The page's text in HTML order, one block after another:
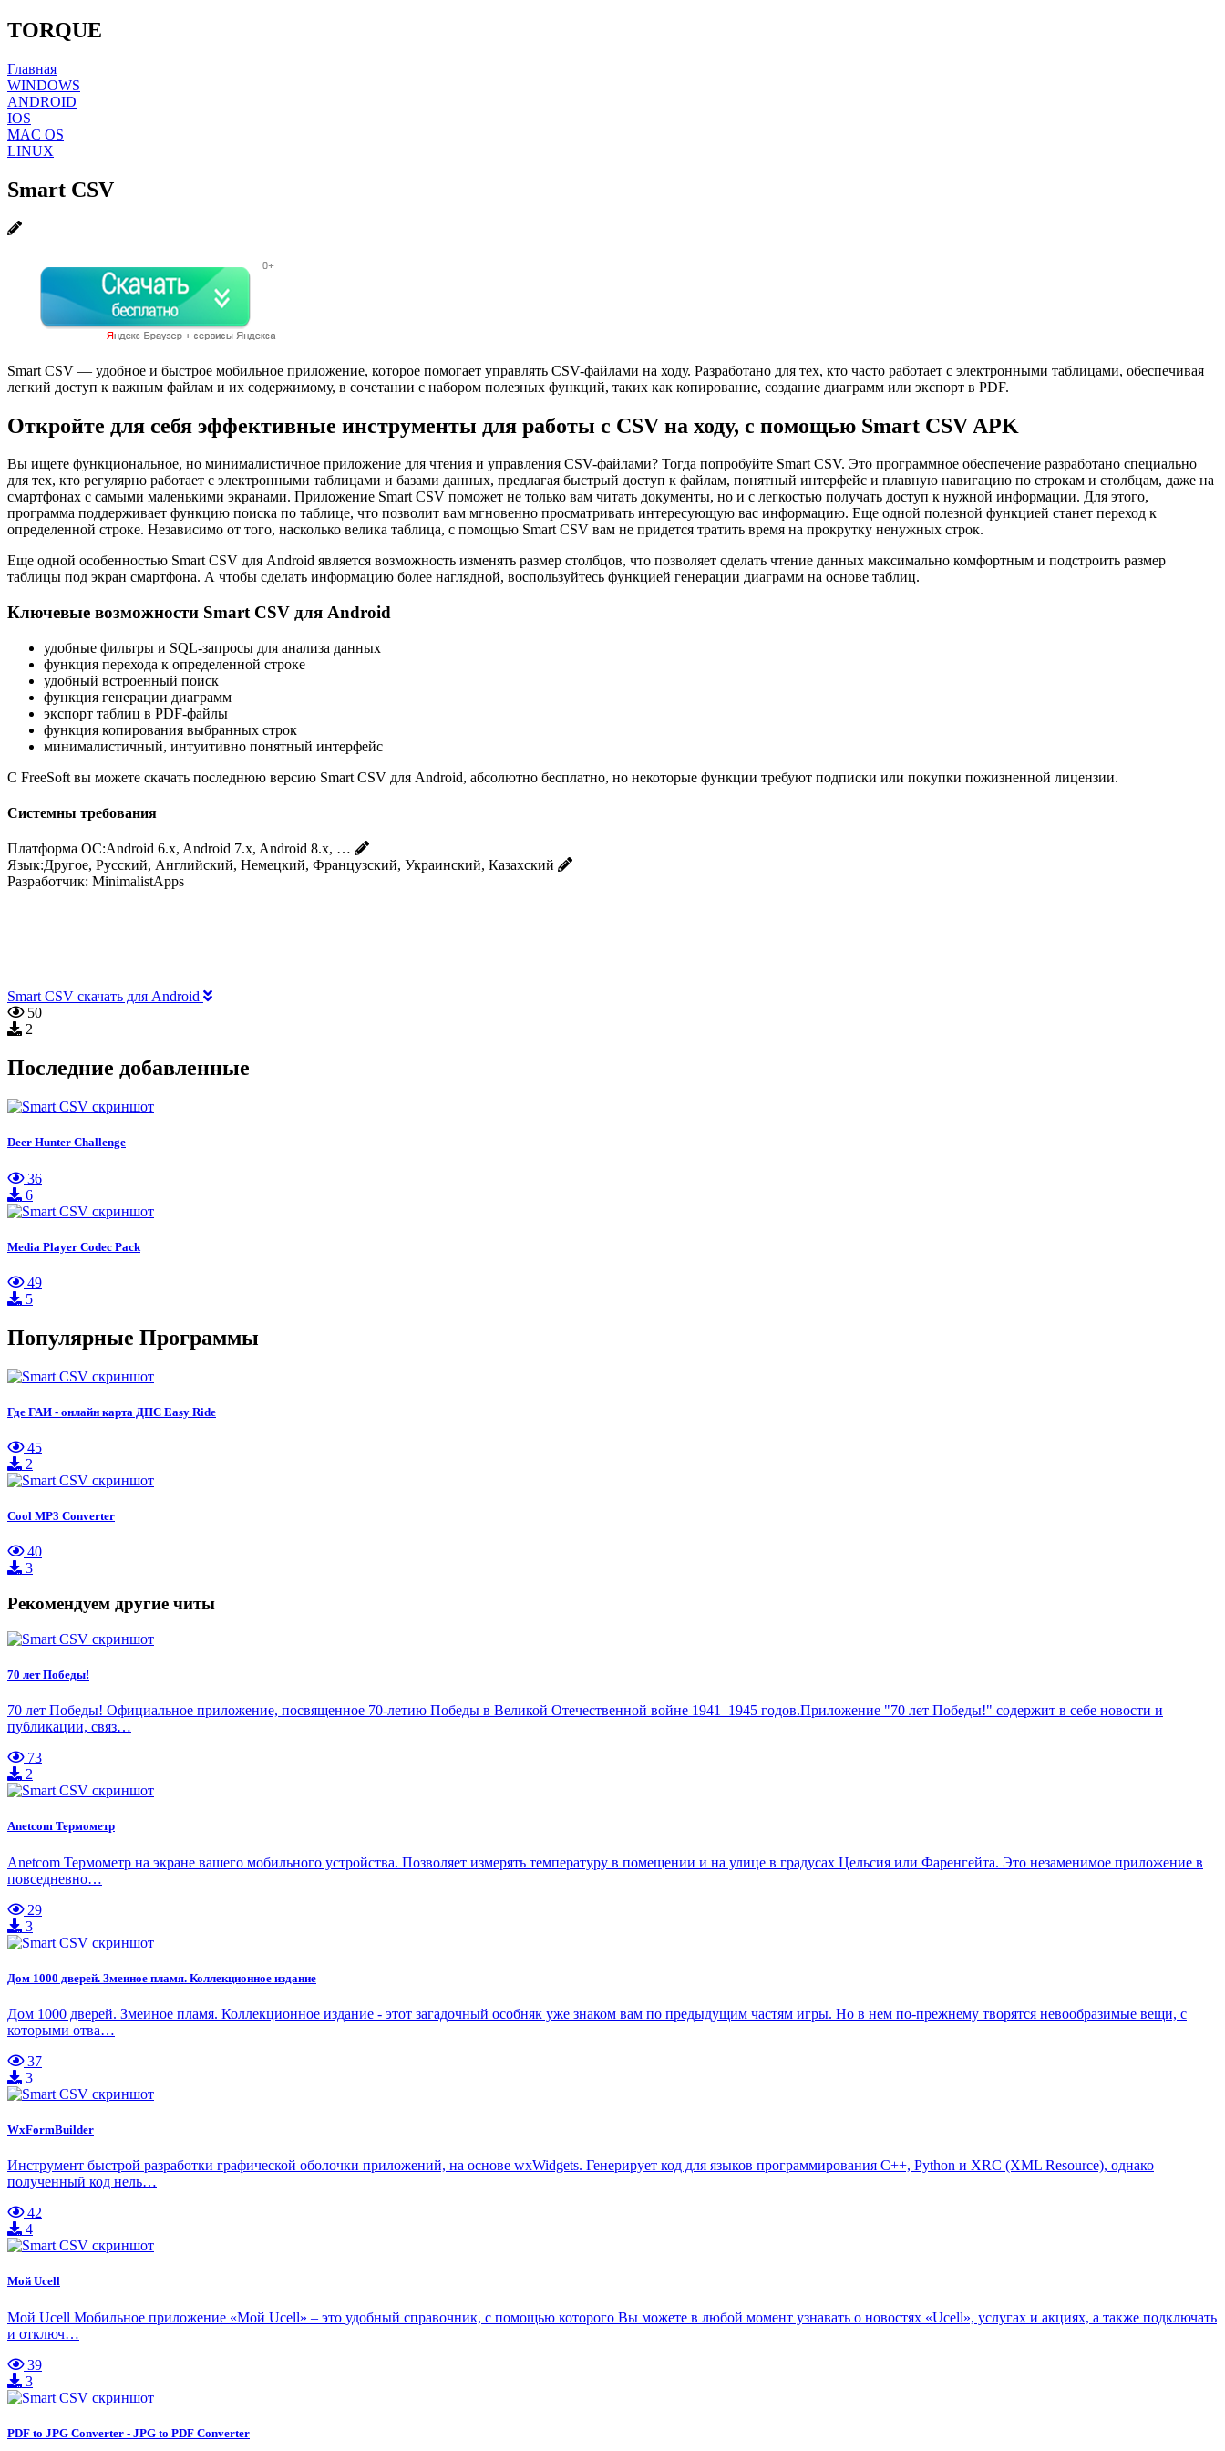
TORQUE
Главная
WINDOWS
ANDROID
IOS
MAC OS
LINUX
Smart CSV
Smart CSV — удобное и быстрое мобильное приложение, которое помогает управлять CSV-файлами на ходу. Разработано для тех, кто часто работает с электронными таблицами, обеспечивая
легкий доступ к важным файлам и их содержимому, в сочетании с набором полезных функций, таких как копирование, создание диаграмм или экспорт в PDF.
Откройте для себя эффективные инструменты для работы с CSV на ходу, с помощью Smart CSV APK
Вы ищете функциональное, но минималистичное приложение для чтения и управления CSV-файлами? Тогда попробуйте Smart CSV. Это программное обеспечение разработано специально
для тех, кто регулярно работает с электронными таблицами и базами данных, предлагая быстрый доступ к файлам, понятный интерфейс и плавную навигацию по строкам и столбцам, даже на
смартфонах с самыми маленькими экранами. Приложение Smart CSV поможет не только вам читать документы, но и с легкостью получать доступ к нужной информации. Для этого,
программа поддерживает функцию поиска по таблице, что позволит вам мгновенно просматривать интересующую вас информацию. Еще одной полезной функцией станет переход к
определенной строке. Независимо от того, насколько велика таблица, с помощью Smart CSV вам не придется тратить время на прокрутку ненужных строк.
Еще одной особенностью Smart CSV для Android является возможность изменять размер столбцов, что позволяет сделать чтение данных максимально комфортным и подстроить размер
таблицы под экран смартфона. А чтобы сделать информацию более наглядной, воспользуйтесь функцией генерации диаграмм на основе таблиц.
Ключевые возможности Smart CSV для Android
удобные фильтры и SQL-запросы для анализа данных
функция перехода к определенной строке
удобный встроенный поиск
функция генерации диаграмм
экспорт таблиц в PDF-файлы
функция копирования выбранных строк
минималистичный, интуитивно понятный интерфейс
С FreeSoft вы можете скачать последнюю версию Smart CSV для Android, абсолютно бесплатно, но некоторые функции требуют подписки или покупки пожизненной лицензии.
Системны требования
Платформа ОС:Android 6.x, Android 7.x, Android 8.x, …
Язык:Другое, Русский, Английский, Немецкий, Французский, Украинский, Казахский
Разработчик: MinimalistApps
Smart CSV скачать для Android
50
2
Последние добавленные
Deer Hunter Challenge
36
6
Media Player Codec Pack
49
5
Популярные Программы
Где ГАИ - онлайн карта ДПС Easy Ride
45
2
Cool MP3 Converter
40
3
Рекомендуем другие читы
70 лет Победы!
70 лет Победы! Официальное приложение, посвященное 70-летию Победы в Великой Отечественной войне 1941–1945 годов.Приложение "70 лет Победы!" содержит в себе новости и
публикации, связ…
73
2
Anetcom Термометр
Anetcom Термометр на экране вашего мобильного устройства. Позволяет измерять температуру в помещении и на улице в градусах Цельсия или Фаренгейта. Это незаменимое приложение в
повседневно…
29
3
Дом 1000 дверей. Змеиное пламя. Коллекционное издание
Дом 1000 дверей. Змеиное пламя. Коллекционное издание - этот загадочный особняк уже знаком вам по предыдущим частям игры. Но в нем по-прежнему творятся невообразимые вещи, с
которыми отва…
37
3
WxFormBuilder
Инструмент быстрой разработки графической оболочки приложений, на основе wxWidgets. Генерирует код для языков программирования C++, Python и XRC (XML Resource), однако
полученный код нель…
42
4
Мой Ucell
Мой Ucell Мобильное приложение «Мой Ucell» – это удобный справочник, с помощью которого Вы можете в любой момент узнавать о новостях «Ucell», услугах и акциях, а также подключать
и отключ…
39
3
PDF to JPG Converter - JPG to PDF Converter